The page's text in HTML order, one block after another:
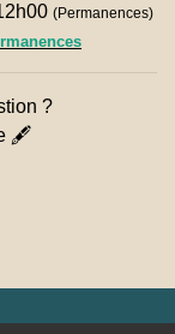
(Permanences)
?
🖋